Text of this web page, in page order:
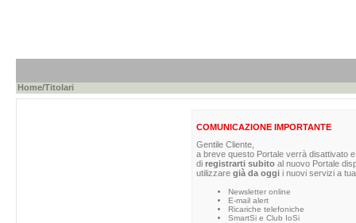
Home/Titolari
COMUNICAZIONE IMPORTANTE
Gentile Cliente,
a breve questo Portale verrà disattivato
diregistrarti subitoal nuovo Portale
utilizzare già da oggii nuovi servizi a
Newsletter online
E-mail alert
Ricariche telefoniche
SmartSi e Club IoSi